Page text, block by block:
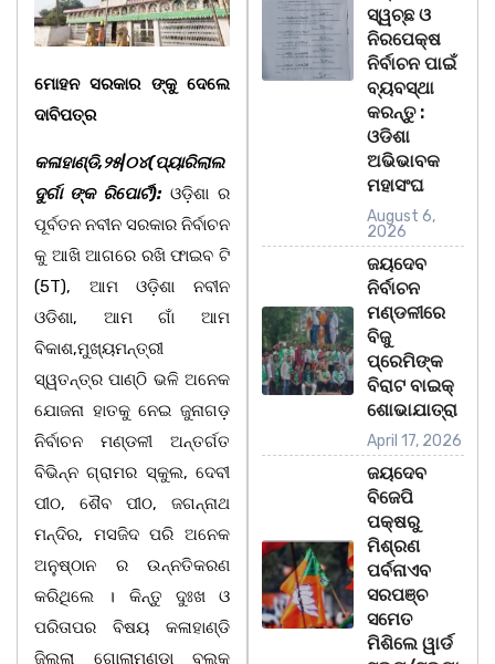
ମୋହନ ସରକାର ଙ୍କୁ ଦେଲେ
ଦାବିପତ୍ର
କଳାହାଣ୍ଡି,୨୫|୦୪(ପ୍ୟାରିଲାଲ
ଦୁର୍ଗା ଙ୍କ ରିପୋର୍ଟ):ଓଡ଼ିଶା ର
ପୂର୍ବତନ ନବୀନ ସରକାର ନିର୍ବାଚନ
କୁ ଆଖି ଆଗରେ ରଖି ଫାଇବ ଟି
(5T), ଆମ ଓଡ଼ିଶା ନବୀନ
ଓଡିଶା, ଆମ ଗାଁ ଆମ
ବିକାଶ,ମୁଖ୍ୟମନ୍ତ୍ରୀ
ସ୍ୱତନ୍ତ୍ର ପାଣ୍ଠି ଭଳି ଅନେକ
ଯୋଜନା ହାତକୁ ନେଇ ଜୁନାଗଡ଼
ନିର୍ବାଚନ ମଣ୍ଡଳୀ ଅନ୍ତର୍ଗତ
ବିଭିନ୍ନ ଗ୍ରାମର ସ୍କୁଲ, ଦେବୀ
ପୀଠ, ଶୈବ ପୀଠ, ଜଗନ୍ନାଥ
ମନ୍ଦିର, ମସଜିଦ ପରି ଅନେକ
ଅନୁଷ୍ଠାନ ର ଉନ୍ନତିକରଣ
କରିଥିଲେ । କିନ୍ତୁ ଦୁଃଖ ଓ
ପରିତାପର ବିଷୟ କଳାହାଣ୍ଡି
ଜିଲ୍ଲା ଗୋଲାମୁଣ୍ଡା ବ୍ଲକ
ସ୍ୱଚ୍ଛ ଓ
ନିରପେକ୍ଷ
ନିର୍ବାଚନ ପାଇଁ
ବ୍ୟବସ୍ଥା
କରନ୍ତୁ :
ଓଡିଶା
ଅଭିଭାବକ
ମହାସଂଘ
August 6,
2026
ଜୟଦେବ
ନିର୍ବାଚନ
ମଣ୍ଡଳୀରେ
ବିଜୁ
ପ୍ରେମିଙ୍କ
ବିରାଟ ବାଇକ୍
ଶୋଭାଯାତ୍ରା
April 17, 2026
ଜୟଦେବ
ବିଜେପି
ପକ୍ଷରୁ
ମିଶ୍ରଣ
ପର୍ବନାଏବ
ସରପଞ୍ଚ
ସମେତ
ମିଶିଲେ ୱାର୍ଡ